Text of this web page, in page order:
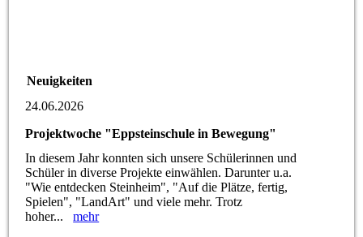
Neuigkeiten
24.06.2026
Projektwoche "Eppsteinschule in Bewegung"
In diesem Jahr konnten sich unsere Schülerinnen und
Schüler in diverse Projekte einwählen. Darunter u.a.
"Wie entdecken Steinheim", "Auf die Plätze, fertig,
Spielen", "LandArt" und viele mehr. Trotz
hoher...mehr